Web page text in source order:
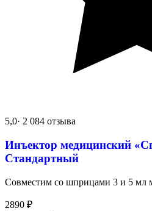
5,0· 2 084 отзыва
Инъектор медицинский
Стандартный
Совместим со шприцами 3 и 5 мл
2890 ₽